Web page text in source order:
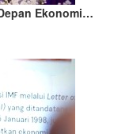
Ekonomi…